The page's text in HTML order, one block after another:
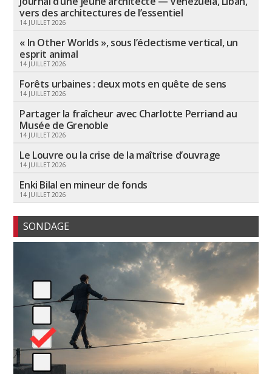
vers des architectures de l’essentiel
14 JUILLET 2026
« In Other Worlds », sous l’éclectisme vertical, un
esprit animal
14 JUILLET 2026
Forêts urbaines : deux mots en quête de sens
14 JUILLET 2026
Partager la fraîcheur avec Charlotte Perriand au
Musée de Grenoble
14 JUILLET 2026
Le Louvre ou la crise de la maîtrise d’ouvrage
14 JUILLET 2026
Enki Bilal en mineur de fonds
14 JUILLET 2026
SONDAGE